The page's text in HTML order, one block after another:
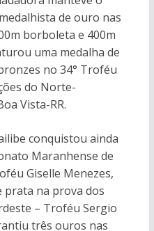
de ouro nas
borboleta e 400m
uma medalha de
no 34° Troféu
do Norte-
Vista-RR.
conquistou ainda
Maranhense de
Giselle Menezes,
prata na prova dos
– Troféu Sergio
três ouros nas